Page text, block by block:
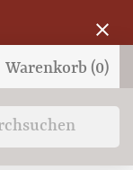
close
Warenkorb (0)